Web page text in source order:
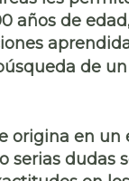
años de
de un
origina en un
serias dudas